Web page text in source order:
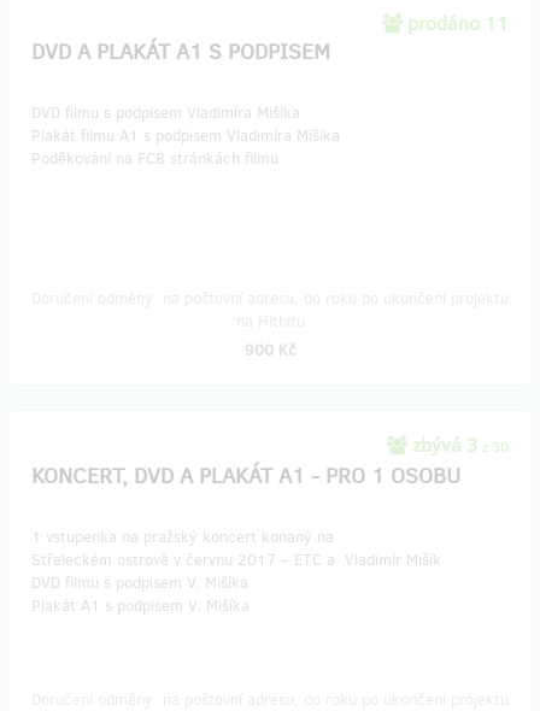
prodáno 11
DVD A PLAKÁT A1 S PODPISEM
DVD filmu s podpisem Vladimíra Mišíka
Plakát filmu A1 s podpisem Vladimíra Mišíka
Poděkování na FCB stránkách filmu
900 Kč
zbývá 3 z 30
KONCERT, DVD A PLAKÁT A1 - PRO 1 OSOBU
1 vstupenka na pražský koncert konaný na
Střeleckém ostrově v červnu 2017 – ETC a Vladimír Mišík
DVD filmu s podpisem V. Mišíka
Plakát A1 s podpisem V. Mišíka